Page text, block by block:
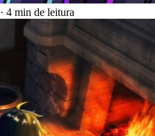
· 4 min de leitura